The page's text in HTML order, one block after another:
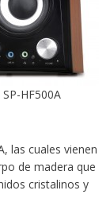
HF500A
las cuales vienen
de madera que
cristalinos y